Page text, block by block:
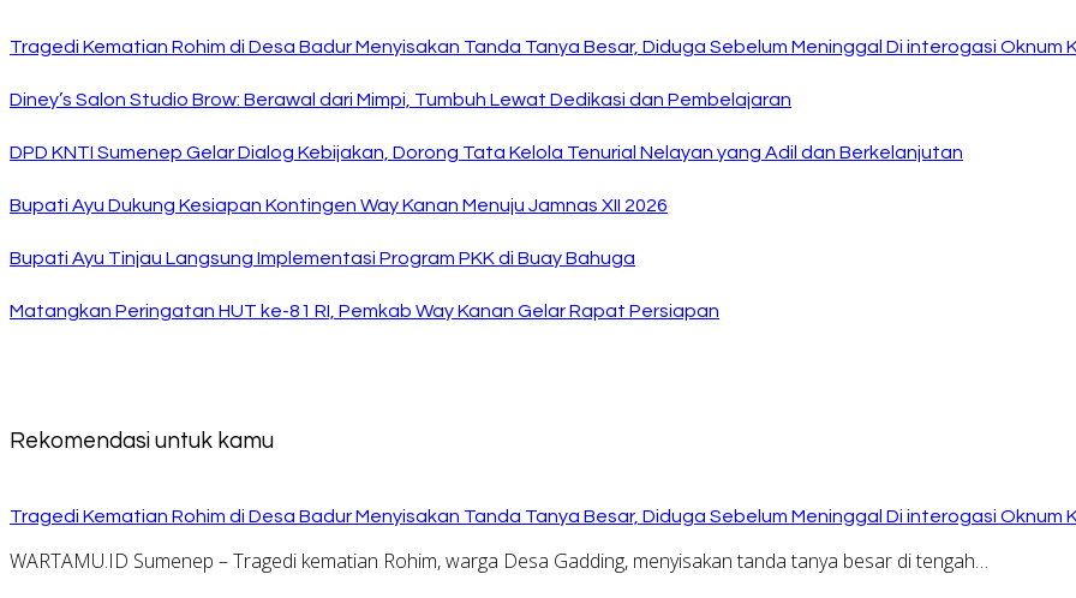
Tragedi Kematian Rohim di Desa Badur Menyisakan Tanda Tanya Besar, Diduga Sebelum Meninggal Di interogasi Oknum
Diney’s Salon Studio Brow: Berawal dari Mimpi, Tumbuh Lewat Dedikasi dan Pembelajaran
DPD KNTI Sumenep Gelar Dialog Kebijakan, Dorong Tata Kelola Tenurial Nelayan yang Adil dan Berkelanjutan
Bupati Ayu Dukung Kesiapan Kontingen Way Kanan Menuju Jamnas XII 2026
Bupati Ayu Tinjau Langsung Implementasi Program PKK di Buay Bahuga
Matangkan Peringatan HUT ke-81 RI, Pemkab Way Kanan Gelar Rapat Persiapan
Rekomendasi untuk kamu
Tragedi Kematian Rohim di Desa Badur Menyisakan Tanda Tanya Besar, Diduga Sebelum Meninggal Di interogasi Oknum
WARTAMU.ID Sumenep – Tragedi kematian Rohim, warga Desa Gadding, menyisakan tanda tanya besar di tengah…